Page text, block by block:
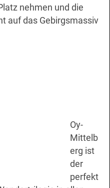
nehmen und die
auf das Gebirgsmassiv
Oy-
Mittelb
erg ist
der
perfekt